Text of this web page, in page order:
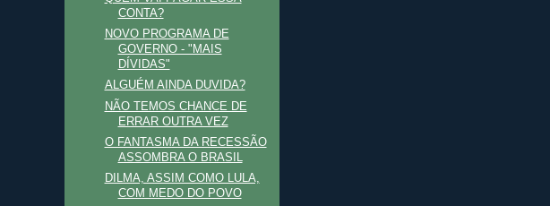
CONTA?
NOVO PROGRAMA DE
GOVERNO - "MAIS
DÍVIDAS"
ALGUÉM AINDA DUVIDA?
NÃO TEMOS CHANCE DE
ERRAR OUTRA VEZ
O FANTASMA DA RECESSÃO
ASSOMBRA O BRASIL
DILMA, ASSIM COMO LULA,
COM MEDO DO POVO